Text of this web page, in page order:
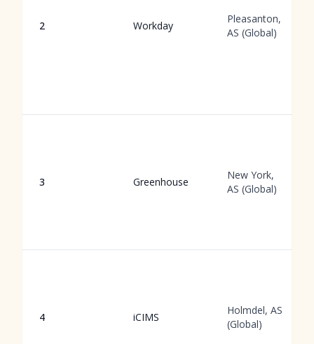
2 Workday
Pleasanton,
AS (Global)
3 Greenhouse
New York,
AS (Global)
4 iCIMS
Holmdel, AS
(Global)